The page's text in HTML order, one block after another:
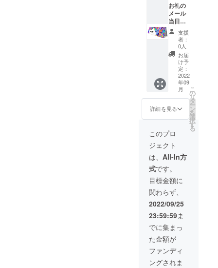
お礼の
メール
当日の
バナー
スポン
サー 企
業名を
掲載し
サッ
カー
コート
に設置
いたし
ます。
サイ
ズ：
800mm
×2000
mm (横
置き) 材
質：バ
ナー/
ターポ
リン・
フレー
ム/アル
ミ 掲載
期間：
イベン
ト当日
のみ ロ
ゴ、バ
ナー等
の受け
支援
者：
0人
お届
け予
定：
2022
年09
月
詳細を見る
こ
の
リ
タ
ー
ン
を
選
択
す
る
このプロ
ジェクト
は、 All-In方
式です。
目標金額に
関わらず、
2022/09/25
23:59:59ま
でに集まっ
た金額が
ファンディ
ングされま